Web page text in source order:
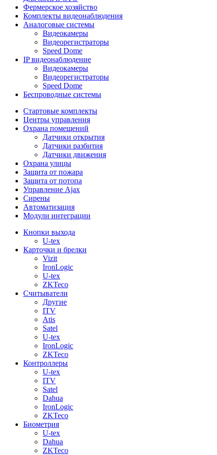
Фермерское хозяйство
Комплекты видеонаблюдения
Аналоговые системы
Видеокамеры
Видеорегистраторы
Speed Dome
IP видеонаблюдение
Видеокамеры
Видеорегистраторы
Speed Dome
Беспроводные системы
Стартовые комплекты
Центры управления
Охрана помещений
Датчики открытия
Датчики разбития
Датчики движения
Охрана улицы
Защита от пожара
Защита от потопа
Управление Ajax
Сирены
Автоматизация
Модули интеграции
Кнопки выхода
U-tex
Карточки и брелки
Vizit
IronLogic
U-tex
ZKTeco
Считыватели
Другие
ITV
Atis
Satel
U-tex
IronLogic
ZKTeco
Контроллеры
U-tex
ITV
Satel
Dahua
IronLogic
ZKTeco
Биометрия
U-tex
Dahua
ZKTeco